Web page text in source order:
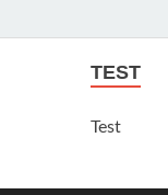
Energie
Angebote sindt der Trend
TEST
Test